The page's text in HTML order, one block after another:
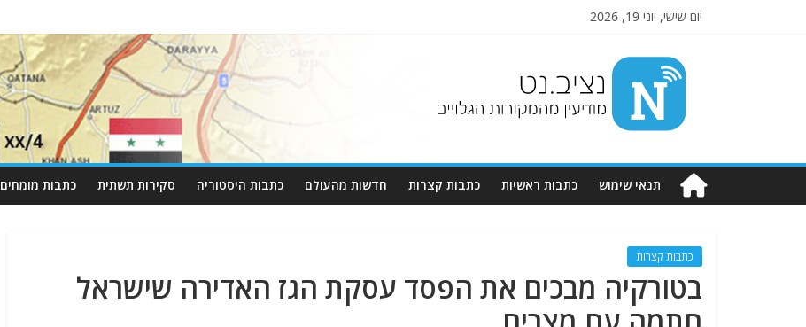
יום שישי, יוני 19, 2026
Nziv.net
מודיעין
מהמקורות
תנאי שימוש כתבות ראשיות כתבות קצרות חדשות מהעולם כתבות היסטוריה סקירות תשתית כתבות מומחים
כתבות קצרות
בטורקיה מבכים את הפסד עסקת הגז האדירה שישראל